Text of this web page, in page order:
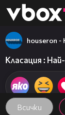
👾
Всички
houseron -
Класация :